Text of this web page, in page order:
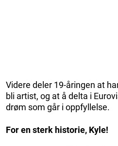
Videre deler 19-åringen at
bli artist, og at å delta i
drøm som går i oppfyllelse.
For en sterk historie, Kyle!